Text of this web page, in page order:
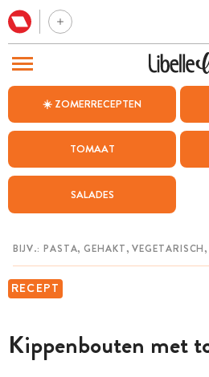
☀️ ZOMERRECEPTEN
TOMAAT
SALADES
RECEPT
Kippenbouten met
BEZOEK ONZE ANDERE WEBSITES
WEEKMENU
CHAT MET MAIA
MIJN BEWAARDE RECEPTEN